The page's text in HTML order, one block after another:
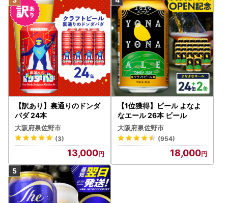
【訳あり】裏通りのドンダ
バダ 24本
大阪府泉佐野市
(3)
13,000
【1位獲得】ビール よなよ
なエール 26本 ビール
大阪府泉佐野市
(954)
18,000